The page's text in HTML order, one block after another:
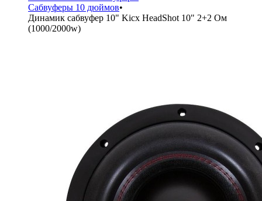
Сабвуферы 10 дюймов•
Динамик сабвуфер 10" Kicx HeadShot 10" 2+2 Ом
(1000/2000w)